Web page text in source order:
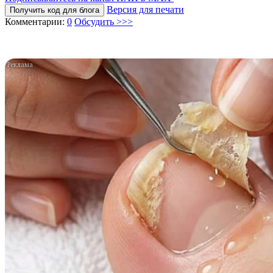
Получить код для блога
Версия для печати
Комментарии: 0 Обсудить >>>